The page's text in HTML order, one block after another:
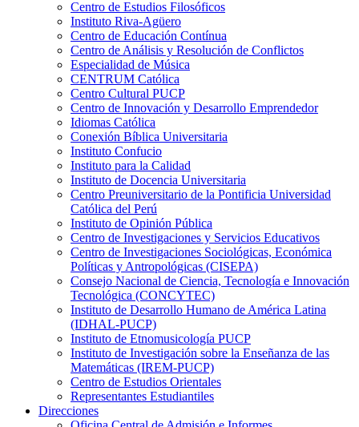
Centro de Estudios Filosóficos
Instituto Riva-Agüero
Centro de Educación Contínua
Centro de Análisis y Resolución de Conflictos
Especialidad de Música
CENTRUM Católica
Centro Cultural PUCP
Centro de Innovación y Desarrollo Emprendedor
Idiomas Católica
Conexión Bíblica Universitaria
Instituto Confucio
Instituto para la Calidad
Instituto de Docencia Universitaria
Centro Preuniversitario de la Pontificia Universidad
Católica del Perú
Instituto de Opinión Pública
Centro de Investigaciones y Servicios Educativos
Centro de Investigaciones Sociológicas, Económica
Políticas y Antropológicas (CISEPA)
Consejo Nacional de Ciencia, Tecnología e Innovación
Tecnológica (CONCYTEC)
Instituto de Desarrollo Humano de América Latina
(IDHAL-PUCP)
Instituto de Etnomusicología PUCP
Instituto de Investigación sobre la Enseñanza de las
Matemáticas (IREM-PUCP)
Centro de Estudios Orientales
Representantes Estudiantiles
Direcciones